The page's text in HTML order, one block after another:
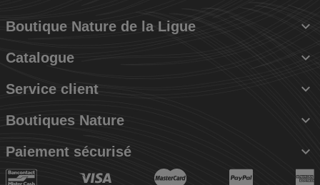
Boutique Nature de la Ligue 
Catalogue 
Service client 
Boutiques Nature 
Paiement sécurisé 